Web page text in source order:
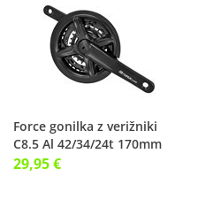
Force gonilka z verižniki
C8.5 Al 42/34/24t 170mm
29,95 €